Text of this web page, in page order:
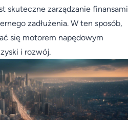
skuteczne zarządzanie finansami
zadłużenia. W ten sposób,
się motorem napędowym
i rozwój.